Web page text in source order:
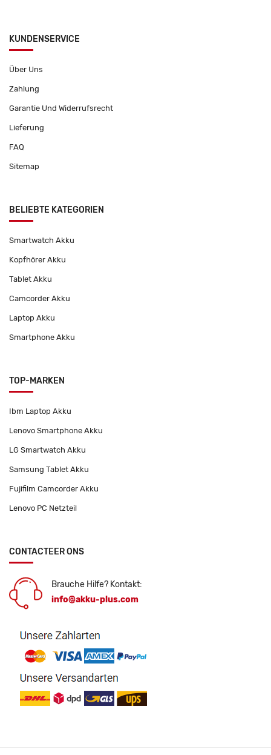
KUNDENSERVICE
Über Uns
Zahlung
Garantie Und Widerrufsrecht
Lieferung
FAQ
Sitemap
BELIEBTE KATEGORIEN
Smartwatch Akku
Kopfhörer Akku
Tablet Akku
Camcorder Akku
Laptop Akku
Smartphone Akku
TOP-MARKEN
Ibm Laptop Akku
Lenovo Smartphone Akku
LG Smartwatch Akku
Samsung Tablet Akku
Fujifilm Camcorder Akku
Lenovo PC Netzteil
CONTACTEER ONS
Brauche Hilfe? Kontakt:
info@akku-plus.com